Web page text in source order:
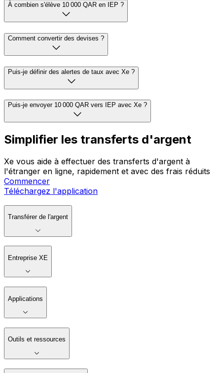
À combien s'élève 10 000 QAR en IEP ?
Comment convertir des devises ?
Puis-je définir des alertes de taux avec Xe ?
Puis-je envoyer 10 000 QAR vers IEP avec Xe ?
Simplifier les transferts d'argent
Xe vous aide à effectuer des transferts d'argent à
l'étranger en ligne, rapidement et avec des frais réduits
Commencer
Téléchargez l'application
Transférer de l'argent
Entreprise XE
Applications
Outils et ressources